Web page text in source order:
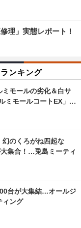
理」実態レポート！
ンキング
モールの劣化＆白サ
ミモールコートEX」…
幻のくろがね四起な
集合！…兎島ミーティ
台が大集結…オールジ
ィング